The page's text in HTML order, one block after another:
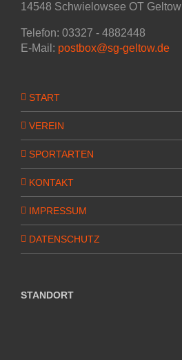
14548 Schwielowsee OT Geltow
Telefon: 03327 - 4882448
E-Mail: postbox@sg-geltow.de
START
VEREIN
SPORTARTEN
KONTAKT
IMPRESSUM
DATENSCHUTZ
STANDORT